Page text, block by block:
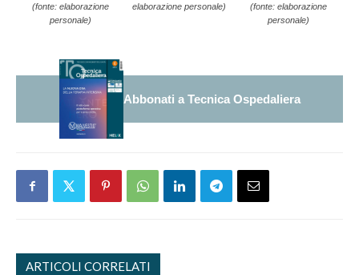
(fonte: elaborazione
personale)
elaborazione personale)
(fonte: elaborazione
personale)
Abbonati a Tecnica Ospedaliera
ARTICOLI CORRELATI